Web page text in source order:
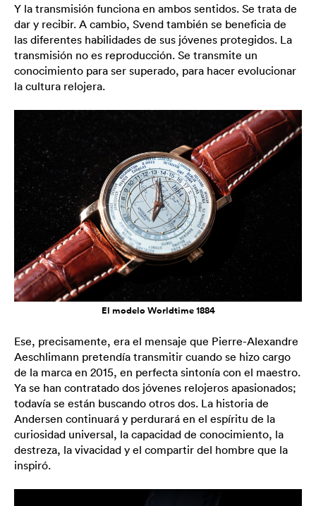
Y la transmisión funciona en ambos sentidos. Se trata de
dar y recibir. A cambio, Svend también se beneficia de
las diferentes habilidades de sus jóvenes protegidos. La
transmisión no es reproducción. Se transmite un
conocimiento para ser superado, para hacer evolucionar
la cultura relojera.
El modelo Worldtime 1884
Ese, precisamente, era el mensaje que Pierre-Alexandre
Aeschlimann pretendía transmitir cuando se hizo cargo
de la marca en 2015, en perfecta sintonía con el maestro.
Ya se han contratado dos jóvenes relojeros apasionados;
todavía se están buscando otros dos. La historia de
Andersen continuará y perdurará en el espíritu de la
curiosidad universal, la capacidad de conocimiento, la
destreza, la vivacidad y el compartir del hombre que la
inspiró.